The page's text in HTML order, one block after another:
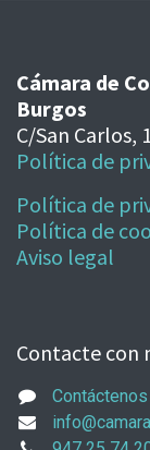
Cámara de
Burgos
C/San Carlos,
Política de
Política de
Política de
Aviso legal
Contacte con
Contáctenos